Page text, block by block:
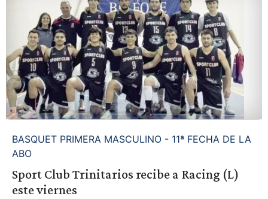
BASQUET PRIMERA MASCULINO - 11ª FECHA DE LA
ABO
Sport Club Trinitarios recibe a Racing (L)
este viernes